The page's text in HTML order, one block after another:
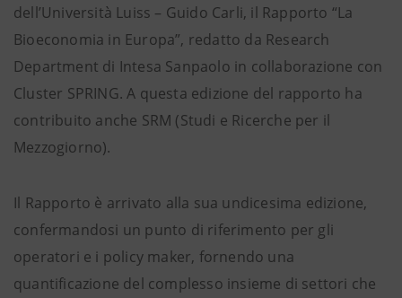
dell’Università Luiss – Guido Carli, il Rapporto “La
Bioeconomia in Europa”, redatto da Research
Department di Intesa Sanpaolo in collaborazione con
Cluster SPRING. A questa edizione del rapporto ha
contribuito anche SRM (Studi e Ricerche per il
Mezzogiorno).
Il Rapporto è arrivato alla sua undicesima edizione,
confermandosi un punto di riferimento per gli
operatori e i policy maker, fornendo una
quantificazione del complesso insieme di settori che